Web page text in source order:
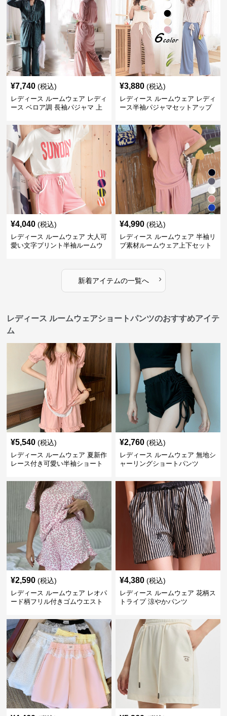
¥7,740 (税込)
レディース ルームウェア レディ
ース ベロア調 長袖パジャマ 上
¥3,880 (税込)
レディース ルームウェア レディ
ース半袖パジャマセットアップ
¥4,040 (税込)
レディース ルームウェア 大人可
愛い文字プリント半袖ルームウ
¥4,990 (税込)
レディース ルームウェア 半袖リ
ブ素材ルームウェア上下セット
新着アイテムの一覧へ ›
レディース ルームウェアショートパンツのおすすめアイテ
ム
¥5,540 (税込)
レディース ルームウェア 夏新作
レース付き可愛い半袖ショート
¥2,760 (税込)
レディース ルームウェア 無地シ
ャーリングショートパンツ
¥2,590 (税込)
レディース ルームウェア レオパ
ード柄フリル付きゴムウエスト
¥4,380 (税込)
レディース ルームウェア 花柄ス
トライプ 涼やかパンツ